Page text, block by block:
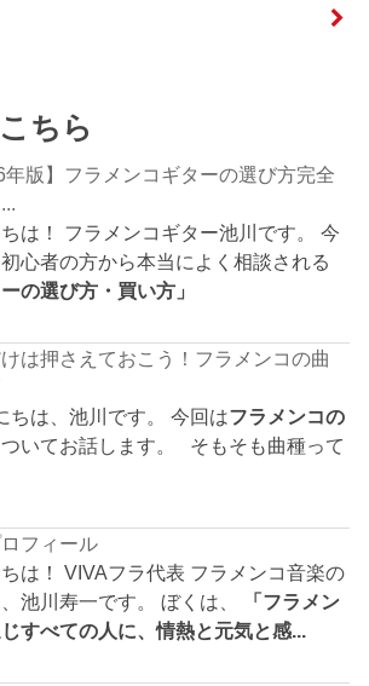
ちら
年版】フラメンコギターの選び方完全
は！ フラメンコギター池川です。 今
心者の方から本当によく相談される
の選び方・買い方」
は押さえておこう！フラメンコの曲
ちは、池川です。 今回はフラメンコの
いてお話します。 そもそも曲種って
フィール
は！ VIVAフラ代表 フラメンコ音楽の
池川寿一です。 ぼくは、
「フラメン
すべての人に、情熱と元気と感...